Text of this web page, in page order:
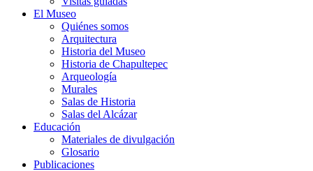
El Museo
Quiénes somos
Arquitectura
Historia del Museo
Historia de Chapultepec
Arqueología
Murales
Salas de Historia
Salas del Alcázar
Educación
Materiales de divulgación
Glosario
Publicaciones